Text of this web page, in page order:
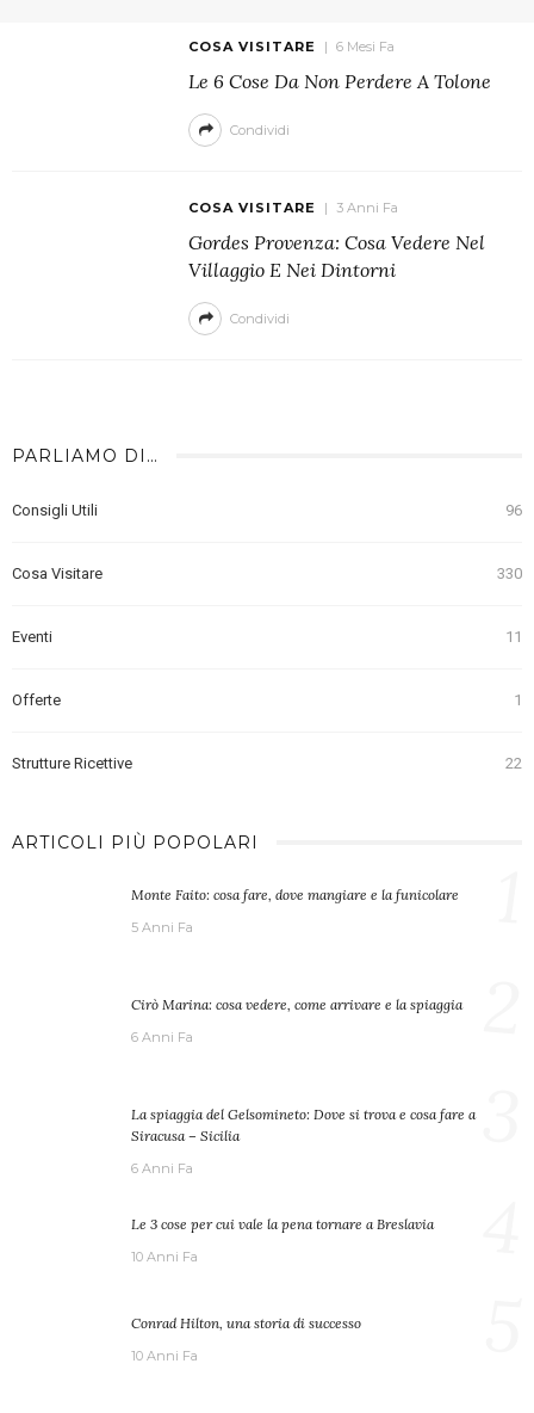
COSA VISITARE 6 Mesi Fa
Le 6 Cose Da Non Perdere A Tolone
Condividi
COSA VISITARE 3 Anni Fa
Gordes Provenza: Cosa Vedere Nel
Villaggio E Nei Dintorni
Condividi
PARLIAMO DI…
Consigli Utili 96
Cosa Visitare 330
Eventi 11
Offerte 1
Strutture Ricettive 22
ARTICOLI PIÙ POPOLARI
Monte Faito: cosa fare, dove mangiare e la funicolare
5 Anni Fa
Cirò Marina: cosa vedere, come arrivare e la spiaggia
6 Anni Fa
La spiaggia del Gelsomineto: Dove si trova e cosa fare a
Siracusa – Sicilia
6 Anni Fa
Le 3 cose per cui vale la pena tornare a Breslavia
10 Anni Fa
Conrad Hilton, una storia di successo
10 Anni Fa